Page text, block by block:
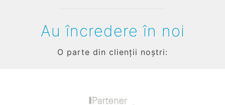
Au încredere în noi
O parte din clienții noștri: